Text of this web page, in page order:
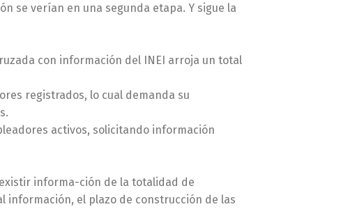
se verían en una segunda etapa. Y sigue la
con información del INEI arroja un total
registrados, lo cual demanda su
activos, solicitando información
informa-ción de la totalidad de
información, el plazo de construcción de las